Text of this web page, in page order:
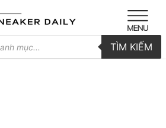
TÌM KIẾM